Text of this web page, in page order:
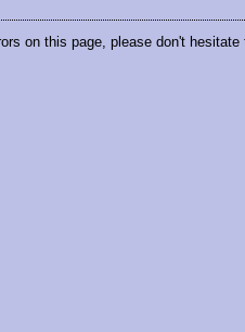
on this page, please don't